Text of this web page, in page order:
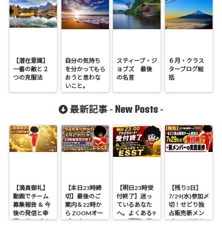
【潜在意識】
一番の敵と２
つの克服法
自分の気持ち
を分かってもら
おうと思わな
いこと。
スティーブ・ジ
ョブズ 最後
の名言
６月・クラス
ターブログ総
括
最新記事 - New Posts -
【満員御礼】
動画でチーム
募集報告 ＆ 今
後の発信と幸
運のラッパイ
【本日23時締
切】最後のご
案内＆22時か
ら ZOOMオー
プンオフィス
【明日23時受
付終了】迷っ
ているあなた
へ。よくある9
つの疑問に答
【残り3日】
7/29(水)参加〆
切！せどり独
占販売新メン
バーのリアル